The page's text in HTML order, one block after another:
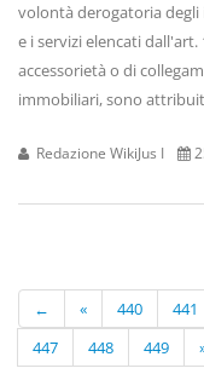
volontà derogatoria degli
e i servizi elencati
accessorietà o di
immobiliari, sono
Redazione WikiJus I
← « 440 441
447
448 449